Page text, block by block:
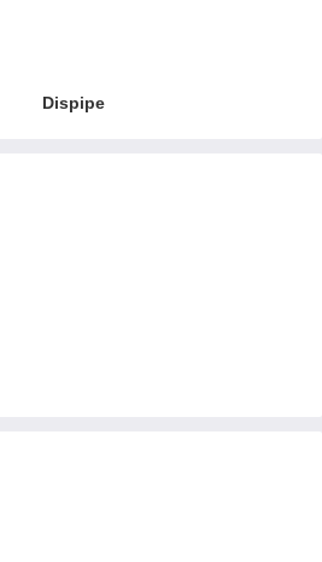
Dispipe